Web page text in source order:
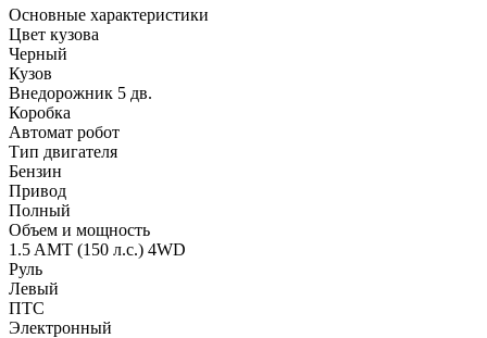
Основные характеристики
Цвет кузова
Черный
Кузов
Внедорожник 5 дв.
Коробка
Автомат робот
Тип двигателя
Бензин
Привод
Полный
Объем и мощность
1.5 AMT (150 л.с.) 4WD
Руль
Левый
ПТС
Электронный